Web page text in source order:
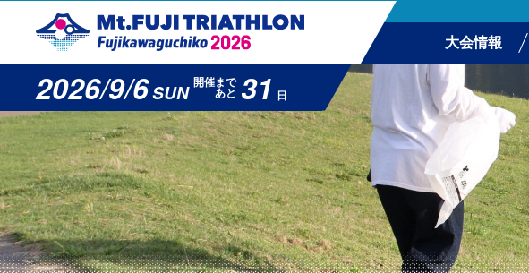
大会情報
2026/9/6SUN 開催まで
あと 31 日